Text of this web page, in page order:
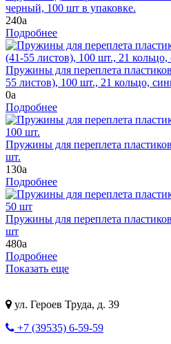
черный, 100 шт в упаковке.
240a
Подробнее
Пружины для переплета
55 листов), 100 шт., 21 кольцо,
0a
Подробнее
Пружины для переплета
шт.
130a
Подробнее
Пружины для переплета
шт
480a
Подробнее
Показать еще
ул. Героев Труда, д. 39
+7 (39535) 6-59-59